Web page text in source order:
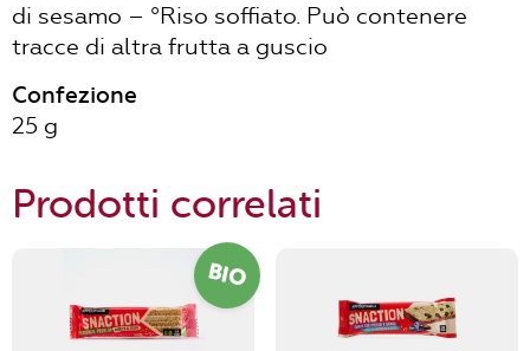
di sesamo – °Riso soffiato. Può contenere
tracce di altra frutta a guscio
Confezione
25 g
Prodotti correlati
BIO